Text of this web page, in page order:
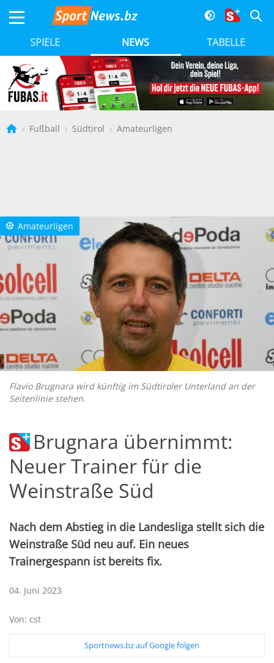
SPIELE NEWS TABELLE
Fußball Südtirol Amateurligen
a Amateurligen
Flavio Brugnara wird künftig im Südtiroler Unterland an der
Seitenlinie stehen.
Brugnara übernimmt:
Neuer Trainer für die
Weinstraße Süd
Nach dem Abstieg in die Landesliga stellt sich die
Weinstraße Süd neu auf. Ein neues
Trainergespann ist bereits fix.
04. Juni 2023
Von: cst
Sportnews.bz auf Google folgen